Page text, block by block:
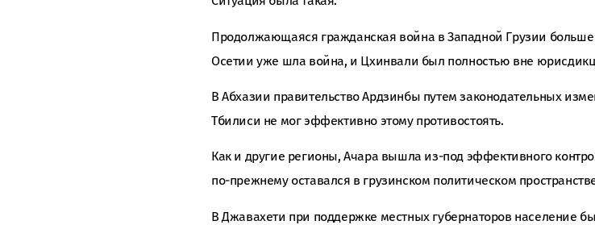
Продолжающаяся гражданская война в Западной Грузии
Осетии уже шла война, и Цхинвали был полностью вне
В Абхазии правительство Ардзинбы путем законодательных
Тбилиси не мог эффективно этому противостоять.
Как и другие регионы, Ачара вышла из-под эффективного
по-прежнему оставался в грузинском политическом
В Джавахети при поддержке местных губернаторов население